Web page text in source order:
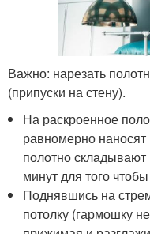
Важно: нарезать
(припуски на стену).
На раскроенное
равномерно
полотно
минут для того
Поднявшись на
потолку (гармошку